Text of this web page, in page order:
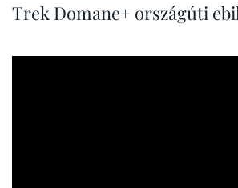
Trek Domane+ országúti